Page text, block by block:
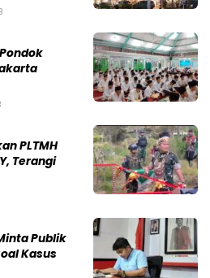
PLTMH
Terangi
Publik
Kasus